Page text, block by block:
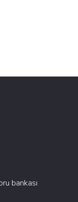
bankası